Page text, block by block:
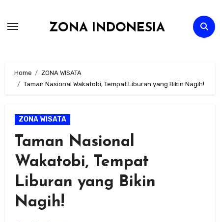
ZONA INDONESIA
Home
ZONA WISATA
Taman Nasional Wakatobi, Tempat Liburan yang Bikin Nagih!
ZONA WISATA
Taman Nasional
Wakatobi, Tempat
Liburan yang Bikin
Nagih!